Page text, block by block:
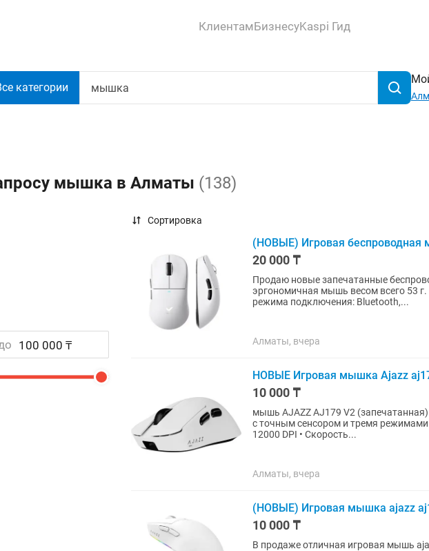
КлиентамБизнесуKaspi Гид
категории
мышка в Алматы (138)
Сортировка
(НОВЫЕ) Игровая беспроводная
20 000 ₸
Продаю новые запечатанные беспроводные
эргономичная мышь весом всего 53
режима подключения: Bluetooth,...
Алматы, вчера
НОВЫЕ Игровая мышка Ajazz
10 000 ₸
мышь AJAZZ AJ179 V2 (запечатанная) AJAZZ AJ179 V2 — ультралёгкая геймерская мышь 49
с точным сенсором и тремя режимами подключения. • Сенсор:
12000 DPI • Скорость...
Алматы, вчера
(НОВЫЕ) Игровая мышка ajazz
10 000 ₸
В продаже отличная игровая мышь ajazz aj139 V2 MC Она